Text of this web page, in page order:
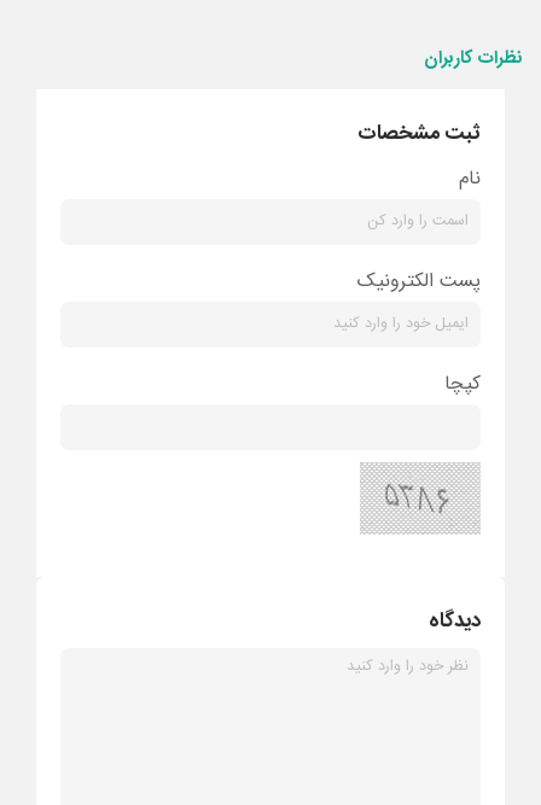
نظرات کاربران
ثبت مشخصات
نام
پست الکترونیک
کپچا
دیدگاه